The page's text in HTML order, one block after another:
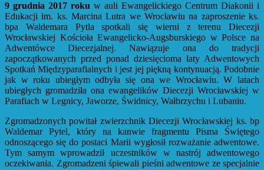
9 grudnia 2017 roku w auli Ewangelickiego Centrum Diakonii i
Edukacji im. ks. Marcina Lutra we Wrocławiu na zaproszenie ks.
bpa Waldemara Pytla spotkali się wierni z terenu Diecezji
Wrocławskiej Kościoła Ewangelicko-Augsburskiego w Polsce na
Adwentówce Diecezjalnej. Nawiązuje ona do tradycji
zapoczątkowanych przed ponad dziesięcioma laty Adwentowych
Spotkań Międzyparafialnych i jest jej piękną kontynuacją. Podobnie
jak w roku ubiegłym odbyła się ona we Wrocławiu. W latach
ubiegłych gromadziła ona ewangelików Diecezji Wrocławskiej w
Parafiach w Legnicy, Jaworze, Świdnicy, Wałbrzychu i Lubaniu.
Zgromadzonych powitał zwierzchnik Diecezji Wrocławskiej ks. bp
Waldemar Pytel, który na kanwie fragmentu Pisma Świętego
odnoszącego się do postaci Marii wygłosił rozważanie adwentowe.
Tym samym wprowadził uczestników w nastrój adwentowego
oczekiwania. Zgromadzeni śpiewali pieśni adwentowe ze specjalnie